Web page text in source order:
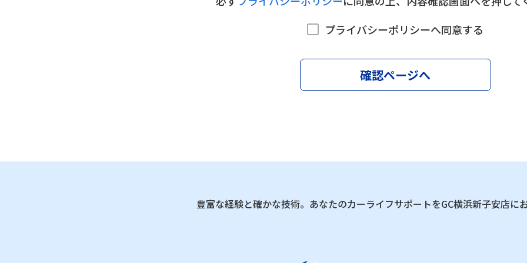
プライバシーポリシーへ同意する
確認ページへ
豊富な経験と確かな技術。あなたのカーライフサポートをGC横浜新子安店に